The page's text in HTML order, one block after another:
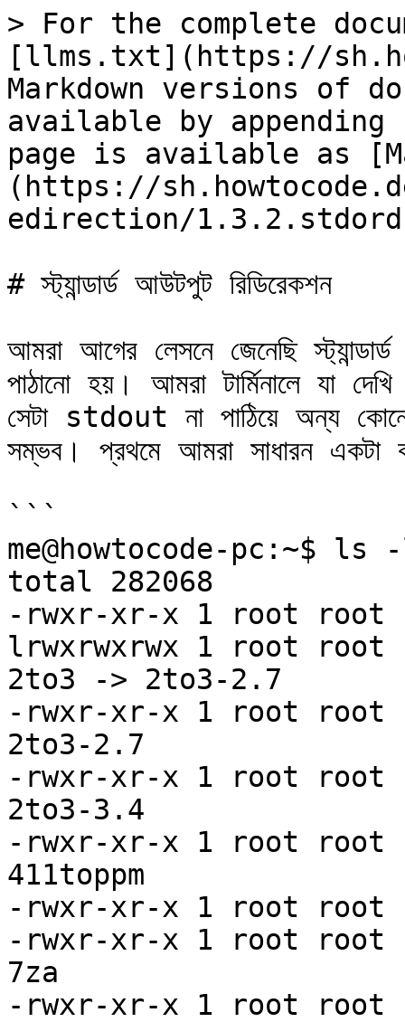
> For the complete
[llms.txt](https://
Markdown versions of
available by
page is available as
(https://
edirection/
# স্ট্যান্ডার্ড আউটপুট রিডিরেকশন
আমরা আগের লেসনে জেনেছি
পাঠানো হয়। আমরা টার্মিনালে যা
সেটা stdout না পাঠিয়ে অন্য কোনো
সম্ভব। প্রথমে আমরা সাধারন একটা
```
me@howtocode-pc:~$
total 282068
-rwxr-xr-x 1 root root
lrwxrwxrwx 1 root
2to3 -> 2to3-2.7
-rwxr-xr-x 1 root
2to3-2.7
-rwxr-xr-x 1 root
2to3-3.4
-rwxr-xr-x 1 root root
411toppm
-rwxr-xr-x 1 root
-rwxr-xr-x 1 root
7za
-rwxr-xr-x 1 root root